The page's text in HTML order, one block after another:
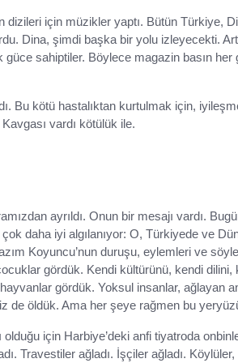
için müzikler yaptı. Bütün Türkiye,
Dina, şimdi başka bir yolu izleyecekti.
sahiptiler. Böylece magazin basın her
Bu kötü hastalıktan kurtulmak için,
vardı kötülük ile.
ayrıldı. Onun bir mesajı vardı.
çok daha iyi algılanıyor: O, Türkiyede ve
Koyuncu’nun duruşu, eylemleri ve
gördük. Kendi kültürünü, kendi dilini,
gördük. Yoksul insanlar, ağlayan
öldük. Ama her şeye rağmen bu
olduğu için Harbiye’deki anfi tiyatroda
Travestiler ağladı. İşçiler ağladı.